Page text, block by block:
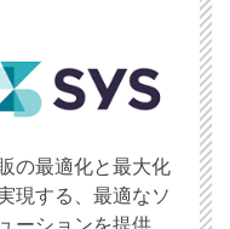
の最適化と最大化
現する、最適なソ
ーションを提供